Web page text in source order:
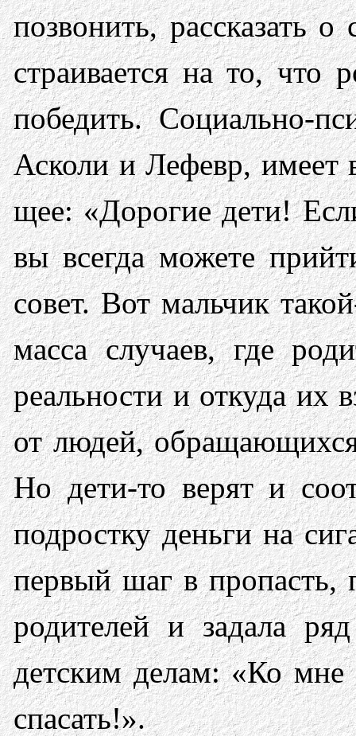
позвонить,
страивается на то, что
победить. Социально-
Асколи и Лефевр, имеет
щее: «Дорогие дети!
вы всегда можете
совет. Вот мальчик
масса случаев, где
реальности и откуда их
от людей,
Но дети-то верят и
подростку деньги на
первый шаг в пропасть,
родителей и задала
детским делам: «Ко
спасать!».